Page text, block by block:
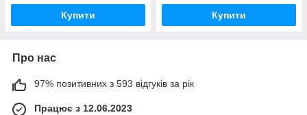
Купити Купити
Про нас
97% позитивних з 593 відгуків за рік
Працює з 12.06.2023